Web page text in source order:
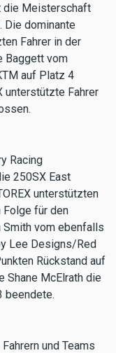
die Meisterschaft
Die dominante
Fahrer in der
Baggett vom
auf Platz 4
unterstützte Fahrer
Racing
250SX East
unterstützten
Folge für den
vom ebenfalls
Lee Designs/Red
Rückstand auf
Shane McElrath die
beendete.
und Teams